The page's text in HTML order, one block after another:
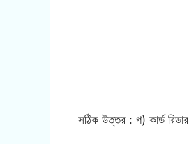
সঠিক উত্তর : গ) কার্ড রিডার